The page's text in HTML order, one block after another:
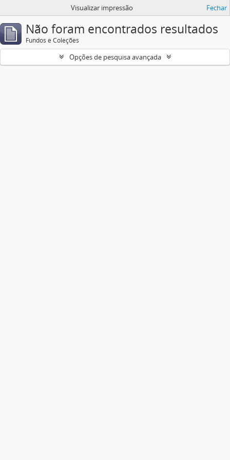
Visualizar impressão Fechar
Não foram encontrados resultados
Fundos e Coleções
Opções de pesquisa avançada